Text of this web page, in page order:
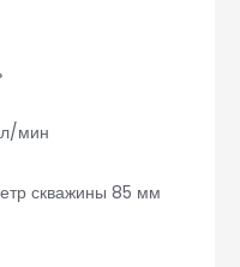
мин
скважины 85 мм